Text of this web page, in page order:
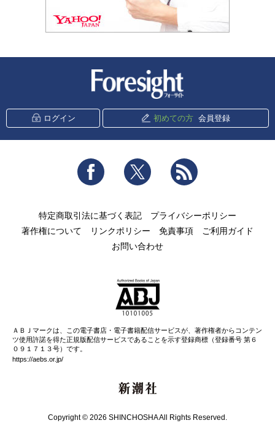
ログイン 初めての方 会員登録
Facebook Twitter
特定商取引法に基づく表記
プライバシーポリシー
著作権について
リンクポリシー 免責事項
ご利用ガイド
お問い合わせ
ＡＢＪマークは、この電子書店・電子書籍配信サービスが、著作権者からコンテン
ツ使用許諾を得た正規版配信サービスであることを示す登録商標（登録番号 第６
０９１７１３号）です。
https://aebs.or.jp/
Copyright © 2026 SHINCHOSHA All Rights Reserved.